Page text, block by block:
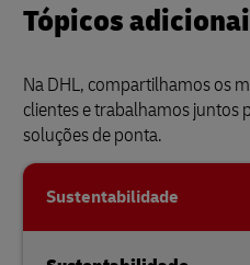
Tópicos
Na DHL, compartilhamos os
clientes e trabalhamos juntos
soluções de ponta.
Sustentabilidade